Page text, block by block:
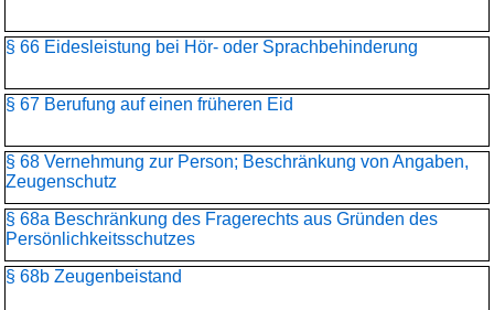
§ 66 Eidesleistung bei Hör- oder Sprachbehinderung
§ 67 Berufung auf einen früheren Eid
§ 68 Vernehmung zur Person; Beschränkung von Angaben,
Zeugenschutz
§ 68a Beschränkung des Fragerechts aus Gründen des
Persönlichkeitsschutzes
§ 68b Zeugenbeistand